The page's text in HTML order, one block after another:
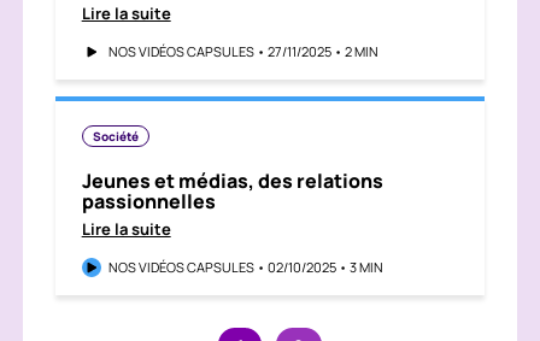
Lire la suite
NOS VIDÉOS CAPSULES • 27/11/2025 • 2 MIN
Société
Jeunes et médias, des relations
passionnelles
Lire la suite
NOS VIDÉOS CAPSULES • 02/10/2025 • 3 MIN